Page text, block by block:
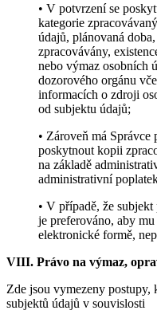
• V potvrzení se
kategorie
údajů, plánovaná
zpracovávány,
nebo výmaz osobních
dozorového orgánu
informacích o zdroji
od subjektu údajů;
• Zároveň má Správce
poskytnout kopii
na základě
administrativní
• V případě, že
je preferováno, aby
elektronické formě,
VIII. Právo na výmaz,
Zde jsou vymezeny
subjektů údajů v souvislosti